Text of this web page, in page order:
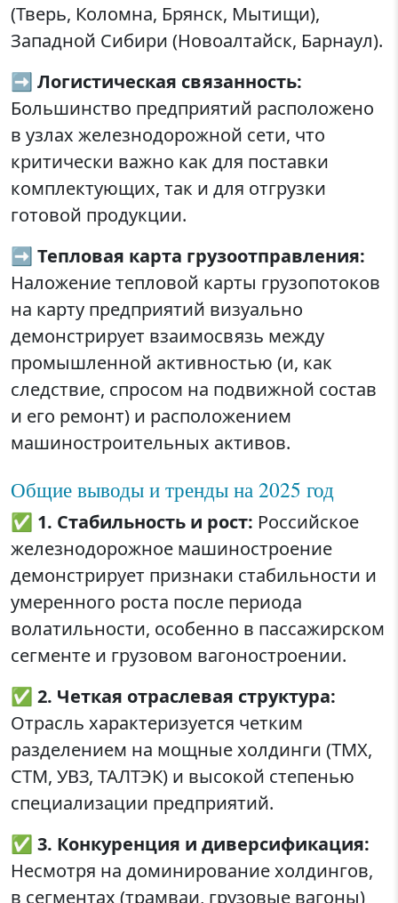
(Тверь, Коломна, Брянск, Мытищи),
Западной Сибири (Новоалтайск, Барнаул).
➡️ Логистическая связанность:
Большинство предприятий расположено
в узлах железнодорожной сети, что
критически важно как для поставки
комплектующих, так и для отгрузки
готовой продукции.
➡️ Тепловая карта грузоотправления:
Наложение тепловой карты грузопотоков
на карту предприятий визуально
демонстрирует взаимосвязь между
промышленной активностью (и, как
следствие, спросом на подвижной состав
и его ремонт) и расположением
машиностроительных активов.
Общие выводы и тренды на 2025 год
✅ 1. Стабильность и рост: Российское
железнодорожное машиностроение
демонстрирует признаки стабильности и
умеренного роста после периода
волатильности, особенно в пассажирском
сегменте и грузовом вагоностроении.
✅ 2. Четкая отраслевая структура:
Отрасль характеризуется четким
разделением на мощные холдинги (ТМХ,
СТМ, УВЗ, ТАЛТЭК) и высокой степенью
специализации предприятий.
✅ 3. Конкуренция и диверсификация:
Несмотря на доминирование холдингов,
в сегментах (трамваи, грузовые вагоны)